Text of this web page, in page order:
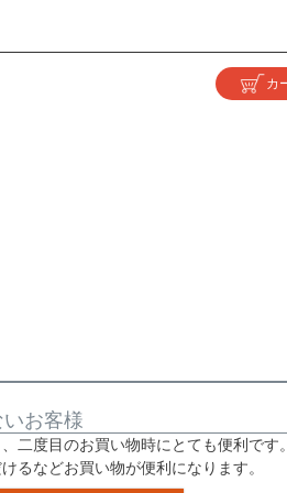
お客様
二度目のお買い物時にとても便利です。
るなどお買い物が便利になります。